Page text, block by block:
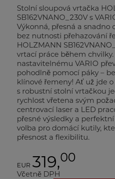
Stolní sloupová vrtačka
SB162VNANO_230V s
Výkonná, přesná a snadno
bez nutnosti přehazování
HOLZMANN
vrtací práce během
nastavitelnému VARIO
pohodlně pomocí páky –
klínové řemeny! Ať už jde
s robustní stolní vrtačkou
rychlost vřetena svým
centrovací laser a LED
přesné výsledky a
volba pro domácí kutily,
přesnost a flexibilitu.
EUR 319,00
Včetně DPH